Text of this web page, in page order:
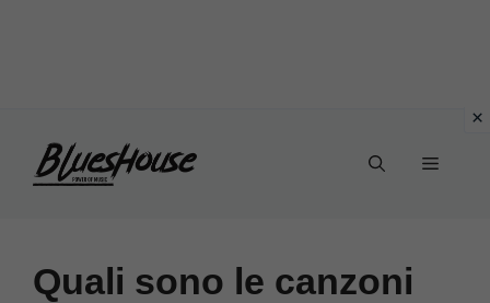
Menu
Quali sono le canzoni